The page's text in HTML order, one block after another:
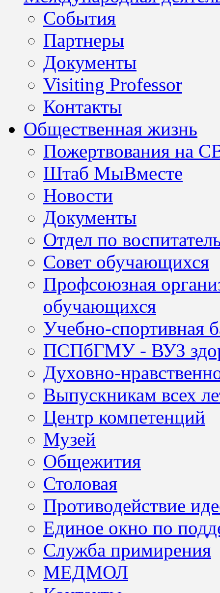
События
Партнеры
Документы
Visiting Professor
Контакты
Общественная жизнь
Пожертвования на
Штаб МыВместе
Новости
Документы
Отдел по
Совет обучающихся
Профсоюзная
обучающихся
Учебно-спортивная
ПСПбГМУ - ВУЗ
Духовно-
Выпускникам всех
Центр компетенций
Музей
Общежития
Столовая
Противодействие
Единое окно по
Служба примирения
МЕДМОЛ